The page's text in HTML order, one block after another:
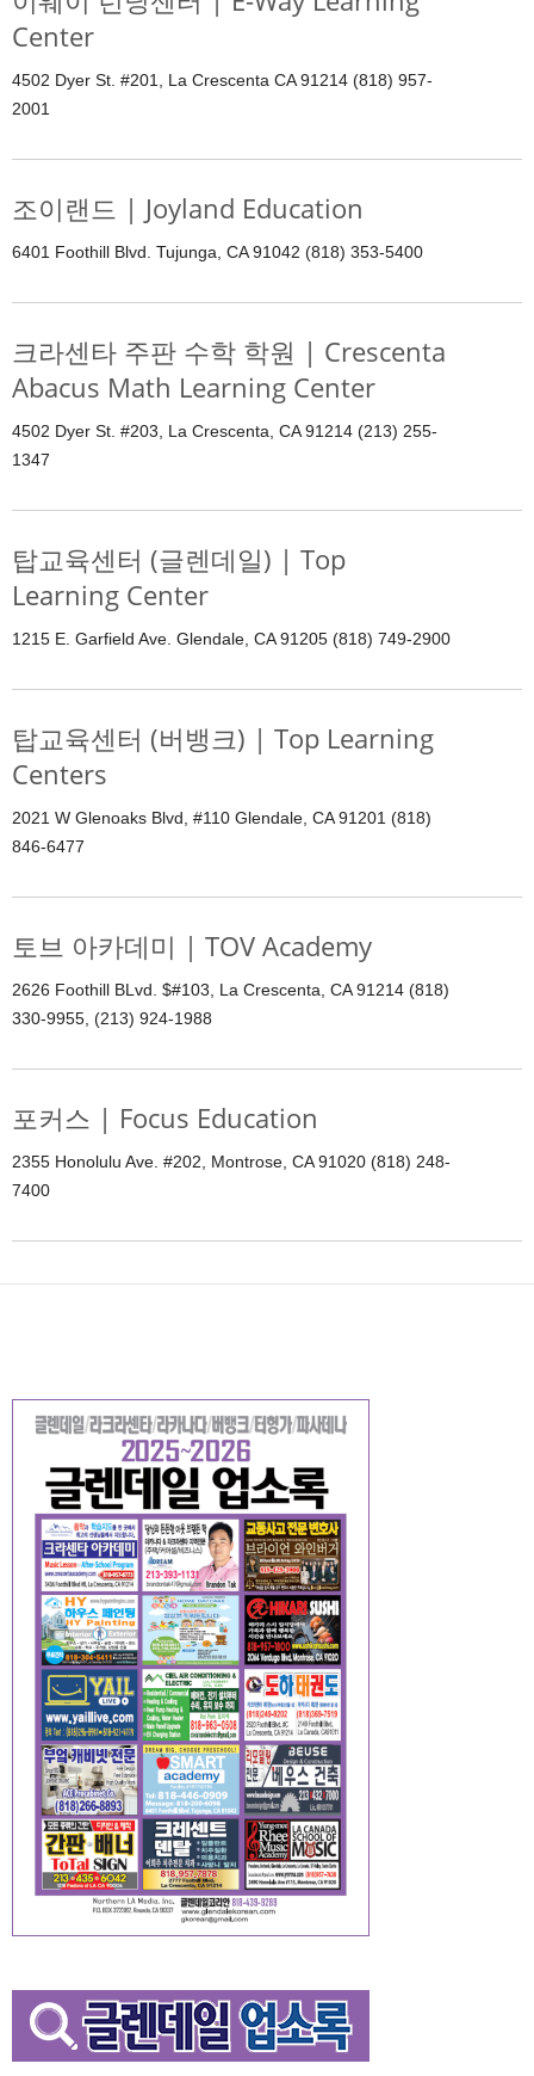
Center
4502 Dyer St. #201, La Crescenta CA 91214 (818) 957-
2001
조이랜드 | Joyland Education
6401 Foothill Blvd. Tujunga, CA 91042 (818) 353-5400
크라센타 주판 수학 학원 | Crescenta
Abacus Math Learning Center
4502 Dyer St. #203, La Crescenta, CA 91214 (213) 255-
1347
탑교육센터 (글렌데일) | Top
Learning Center
1215 E. Garfield Ave. Glendale, CA 91205 (818) 749-2900
탑교육센터 (버뱅크) | Top Learning
Centers
2021 W Glenoaks Blvd, #110 Glendale, CA 91201 (818)
846-6477
토브 아카데미 | TOV Academy
2626 Foothill BLvd. $#103, La Crescenta, CA 91214 (818)
330-9955, (213) 924-1988
포커스 | Focus Education
2355 Honolulu Ave. #202, Montrose, CA 91020 (818) 248-
7400